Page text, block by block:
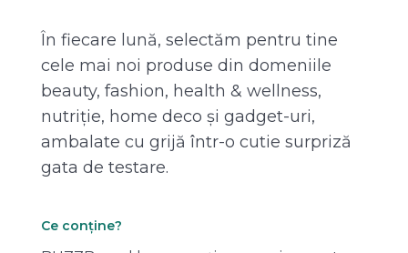
În fiecare lună, selectăm pentru tine
cele mai noi produse din domeniile
beauty, fashion, health & wellness,
nutriție, home deco și gadget-uri,
ambalate cu grijă într-o cutie surpriză
gata de testare.
Ce conține?